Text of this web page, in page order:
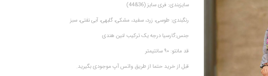
سایزبندی: فری سایز (36&44)
رنگبندی: طوسی، زرد، سفید، مشکی، گلبهی، آبی نفتی، سبز
جنس:گارسیا درجه یک ترکیب لنین هندی
قد مانتو: ۹۰ سانتیمتر
قبل از خرید حتما از طریق واتس آپ موجودی بگیرید.